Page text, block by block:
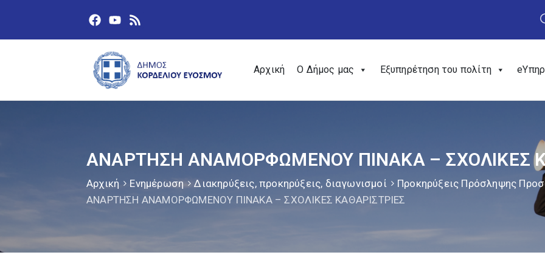
Αρχική Ο Δήμος μας Εξυπηρέτηση του πολίτη
ΑΝΑΡΤΗΣΗ ΑΝΑΜΟΡΦΩΜΕΝΟΥ ΠΙΝΑΚΑ – ΣΧΟΛΙΚΕΣ
Αρχική Ενημέρωση Διακηρύξεις, προκηρύξεις, διαγωνισμοί
Προκηρύξεις Πρόσληψης
ΑΝΑΡΤΗΣΗ ΑΝΑΜΟΡΦΩΜΕΝΟΥ ΠΙΝΑΚΑ – ΣΧΟΛΙΚΕΣ ΚΑΘΑΡΙΣΤΡΙΕΣ